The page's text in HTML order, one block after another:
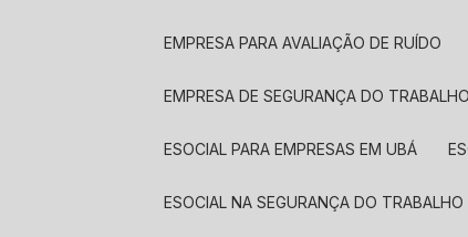
EMPRESA PARA AVALIAÇÃO DE RUÍDO
EMPRESA DE SEGURANÇA DO TRABALHO
ESOCIAL PARA EMPRESAS EM UBÁ
ESOCIAL NA SEGURANÇA DO TRABALHO